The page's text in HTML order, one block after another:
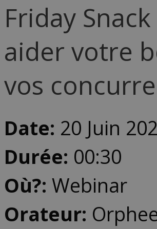
Friday
aider votre
vos
Date: 20 Juin
Durée: 00:30
Où?: Webinar
Orateur: